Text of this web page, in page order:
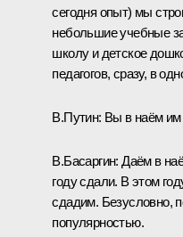
сегодня опыт) мы
небольшие учебные
школу и детское
педагогов, сразу, в
В.Путин: Вы в наём им
В.Басаргин: Даём в
году сдали. В этом
сдадим. Безусловно,
популярностью.